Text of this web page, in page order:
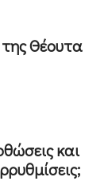
Θέουτα
και